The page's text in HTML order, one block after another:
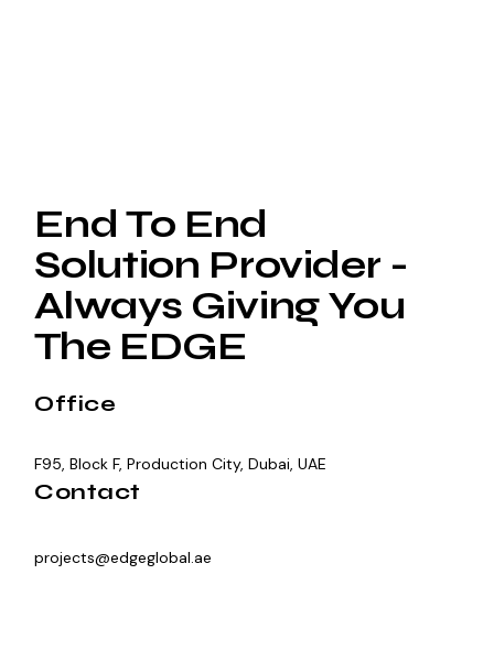
End To End
Solution Provider -
Always Giving You
The EDGE
Office
F95, Block F, Production City, Dubai, UAE
Contact
projects@edgeglobal.ae